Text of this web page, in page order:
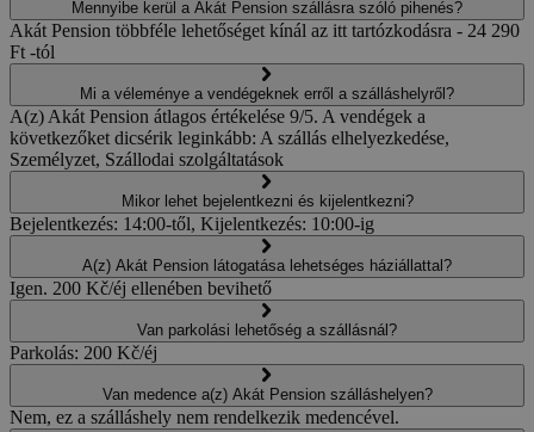
Mennyibe kerül a Akát Pension szállásra szóló pihenés?
Akát Pension többféle lehetőséget kínál az itt tartózkodásra - 24 290
Ft -tól
Mi a véleménye a vendégeknek erről a szálláshelyről?
A(z) Akát Pension átlagos értékelése 9/5. A vendégek a
következőket dicsérik leginkább: A szállás elhelyezkedése,
Személyzet, Szállodai szolgáltatások
Mikor lehet bejelentkezni és kijelentkezni?
Bejelentkezés: 14:00-től, Kijelentkezés: 10:00-ig
A(z) Akát Pension látogatása lehetséges háziállattal?
Igen. 200 Kč/éj ellenében bevihető
Van parkolási lehetőség a szállásnál?
Parkolás: 200 Kč/éj
Van medence a(z) Akát Pension szálláshelyen?
Nem, ez a szálláshely nem rendelkezik medencével.